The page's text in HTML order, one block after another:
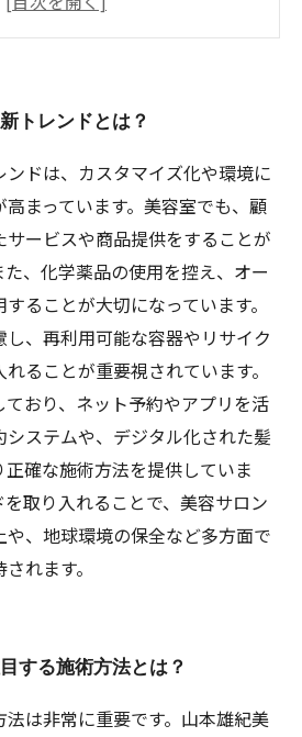
トレンドとは？
ドは、カスタマイズ化や環境に
まっています。美容室でも、顧
ービスや商品提供をすることが
、化学薬品の使用を控え、オー
ることが大切になっています。
し、再利用可能な容器やリサイク
ることが重要視されています。
おり、ネット予約やアプリを活
ステムや、デジタル化された髪
確な施術方法を提供していま
取り入れることで、美容サロン
、地球環境の保全など多方面で
れます。
する施術方法とは？
は非常に重要です。山本雄紀美